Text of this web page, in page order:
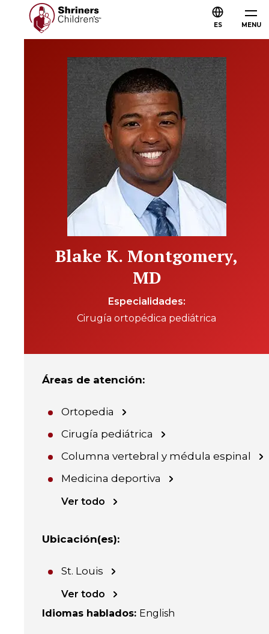
MENU
ES
Blake K. Montgomery,
MD
Especialidades
Cirugía ortopédica pediátrica
Áreas de atención:
Ortopedia
Cirugía pediátrica
Columna vertebral y médula espinal
Medicina deportiva
Ver todo
Ubicación(es):
St. Louis
Ver todo
Idiomas hablados: English